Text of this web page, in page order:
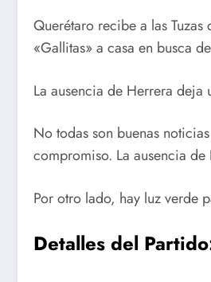
Querétaro recibe a las
«Gallitas» a casa en busca
La ausencia de Herrera deja
No todas son buenas
compromiso. La ausencia
Por otro lado, hay luz verde
Detalles del